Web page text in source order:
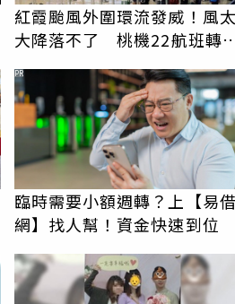
紅霞颱風外圍環流發威！風
大降落不了 桃機22航班轉
臨時需要小額週轉？上【易
網】找人幫！資金快速到位
PR